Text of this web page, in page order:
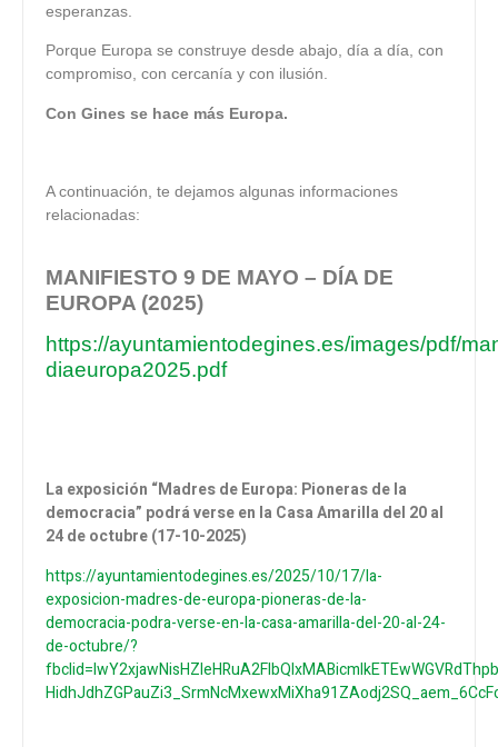
esperanzas.
Porque Europa se construye desde abajo, día a día, con
compromiso, con cercanía y con ilusión.
Con Gines se hace más Europa.
A continuación, te dejamos algunas informaciones
relacionadas:
MANIFIESTO 9 DE MAYO – DÍA DE
EUROPA (2025)
https://ayuntamientodegines.es/images/pdf/
diaeuropa2025.pdf
La exposición “Madres de Europa: Pioneras de la
democracia” podrá verse en la Casa Amarilla del 20 al
24 de octubre (17-10-2025)
https://ayuntamientodegines.es/2025/10/17/la-
exposicion-madres-de-europa-pioneras-de-la-
democracia-podra-verse-en-la-casa-amarilla-del-20-al-24-
de-octubre/?